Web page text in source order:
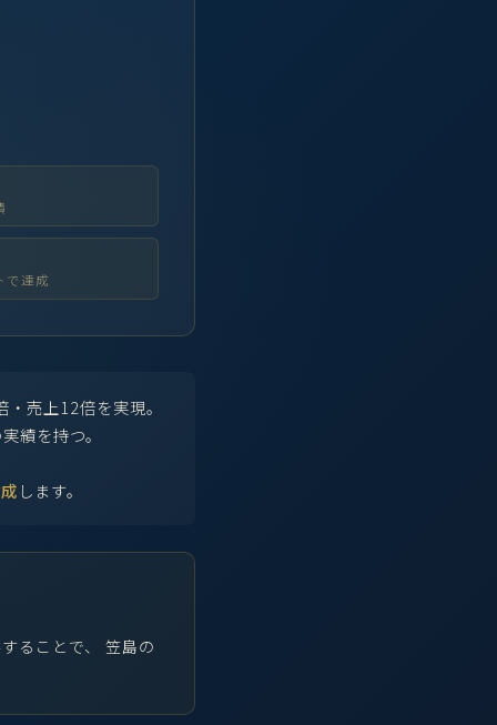
で達成
売上12倍を実現。
績を持つ。
します。
ることで、 笠島の